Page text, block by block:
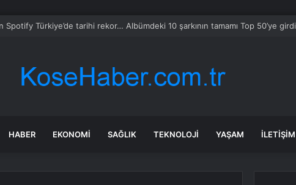
2026 BİM Aktüel ürünler! BİM’e bu hafta Pazar günü hangi ürünler gelecek?
HABER EKONOMI SAĞLIK TEKNOLOJI YAŞAM İLETIŞIM